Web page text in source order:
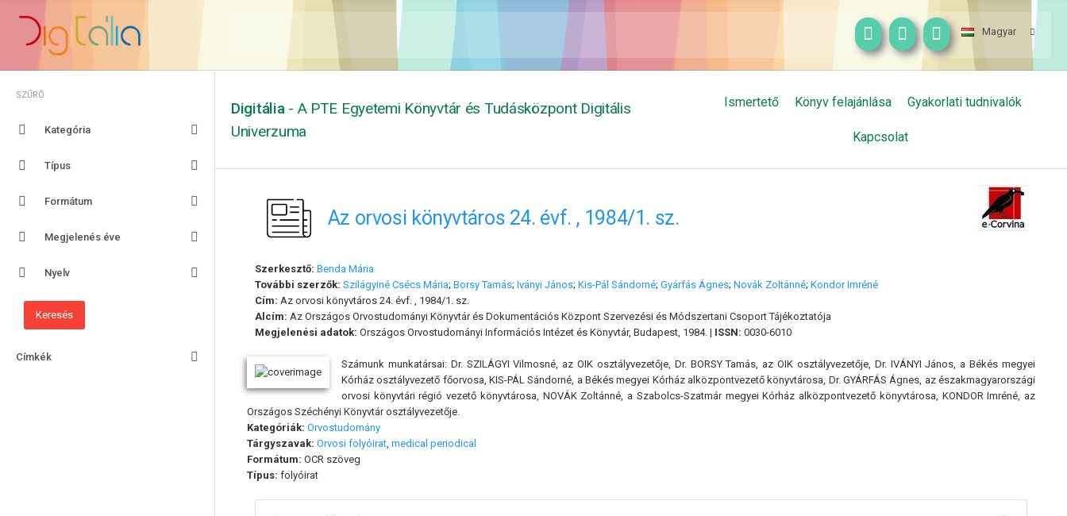
Magyar
SZŰRŐ
Kategória
Típus
Formátum
Megjelenés éve
Nyelv
Címkék
Digitália - A PTE Egyetemi Könyvtár és Tudásközpont Digitális
Univerzuma
Ismertető Könyv felajánlása Gyakorlati tudnivalók
Kapcsolat
Az orvosi könyvtáros 24. évf. , 1984/1. sz.
Szerkesztő: Benda Mária
További szerzők: Szilágyiné Csécs Mária; Borsy Tamás; Iványi János; Kis-Pál Sándorné; Gyárfás Ágnes; Novák Zoltánné; Kondor Imréné
Cím: Az orvosi könyvtáros 24. évf. , 1984/1. sz.
Alcím: Az Országos Orvostudományi Könyvtár és Dokumentációs Központ Szervezési és Módszertani Csoport Tájékoztatója
Megjelenési adatok: Országos Orvostudományi Információs Intézet és Könyvtár, Budapest, 1984. | ISSN: 0030-6010
Számunk munkatársai: Dr. SZILÁGYI Vilmosné, az OIK osztályvezetője, Dr. BORSY Tamás, az OIK osztályvezetője, Dr. IVÁNYI János, a Békés megyei
Kórház osztályvezető főorvosa, KIS-PÁL Sándorné, a Békés megyei Kórház alközpontvezető könyvtárosa, Dr. GYÁRFÁS Ágnes, az északmagyarországi
orvosi könyvtári régió vezető könyvtárosa, NOVÁK Zoltánné, a Szabolcs-Szatmár megyei Kórház alközpontvezető könyvtárosa, KONDOR Imréné, az
Országos Széchényi Könyvtár osztályvezetője.
Kategóriák: Orvostudomány
Tárgyszavak: Orvosi folyóirat medical periodical
Formátum: OCR szöveg
Típus: folyóirat